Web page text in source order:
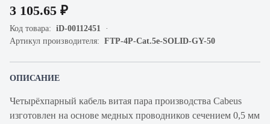
3 105.65 ₽
Код товара: iD-00112451
Артикул производителя: FTP-4P-Cat.5e-SOLID-GY-50
ОПИСАНИЕ
Четырёхпарный кабель витая пара производства Cabeus
изготовлен на основе медных проводников сечением 0,5 мм